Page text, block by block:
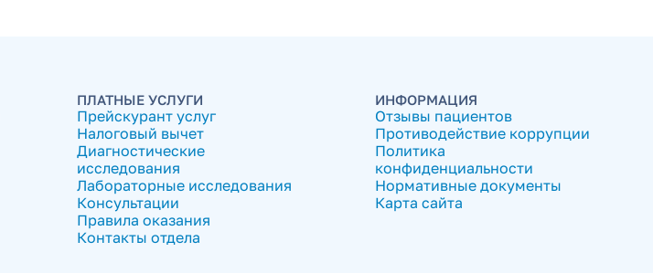
ПЛАТНЫЕ УСЛУГИ
Прейскурант услуг
Налоговый вычет
Диагностические
исследования
Лабораторные исследования
Консультации
Правила оказания
Контакты отдела
ИНФОРМАЦИЯ
Отзывы пациентов
Противодействие коррупции
Политика
конфиденциальности
Нормативные документы
Карта сайта